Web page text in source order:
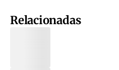
Relacionadas